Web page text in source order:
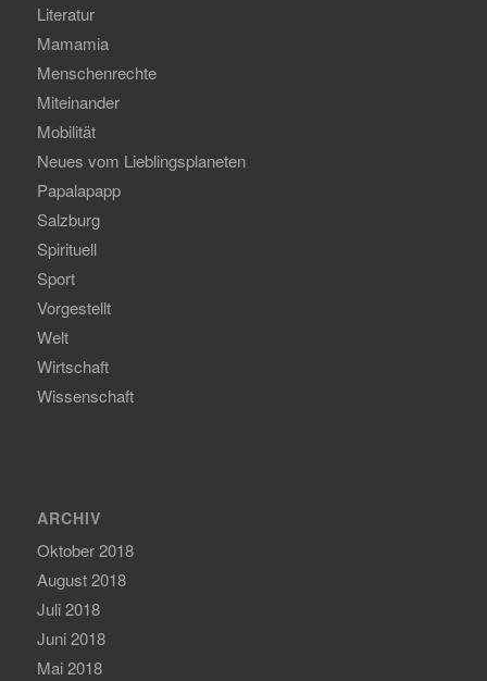
Literatur
Mamamia
Menschenrechte
Miteinander
Mobilität
Neues vom Lieblingsplaneten
Papalapapp
Salzburg
Spirituell
Sport
Vorgestellt
Welt
Wirtschaft
Wissenschaft
ARCHIV
Oktober 2018
August 2018
Juli 2018
Juni 2018
Mai 2018